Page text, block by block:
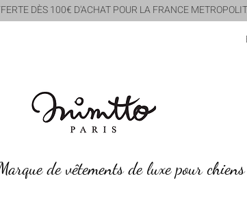
DÈS 100€ D'ACHAT POUR LA FRANCE
de vêtements de luxe pour